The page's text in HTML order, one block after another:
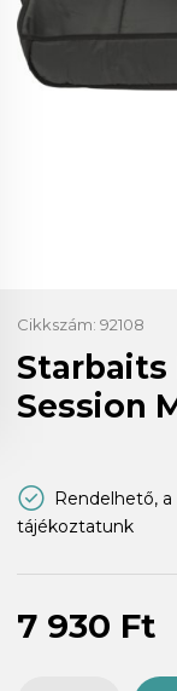
Cikkszám: 92108
Session
Rendelhető,
tájékoztatunk
7 930 Ft